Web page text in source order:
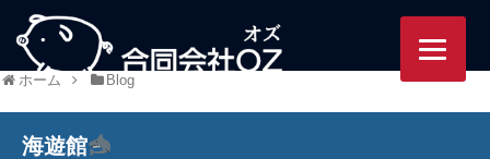
ホーム Blog
海遊館
ozworlds.jp/wordpress-